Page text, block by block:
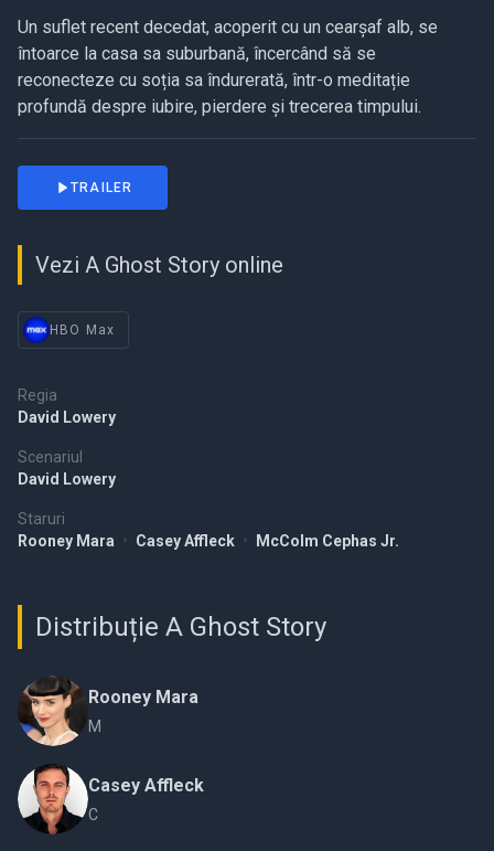
Un suflet recent decedat, acoperit cu un cearșaf alb, se
întoarce la casa sa suburbană, încercând să se
reconecteze cu soția sa îndurerată, într-o meditație
profundă despre iubire, pierdere și trecerea timpului.
Regia
David Lowery
Scenariul
David Lowery
Staruri
Rooney Mara • Casey Affleck • McColm Cephas Jr.
TRAILER
Vezi A Ghost Story online
HBO Max
Distribuție A Ghost Story
Rooney Mara
M
Casey Affleck
C